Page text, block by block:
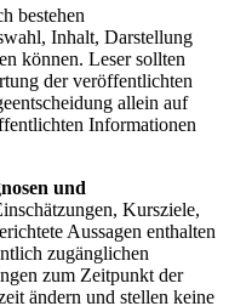
bestehen
Inhalt, Darstellung
können. Leser sollten
der veröffentlichten
allein auf
Informationen
und
Kursziele,
Aussagen enthalten
zugänglichen
zum Zeitpunkt der
ändern und stellen keine